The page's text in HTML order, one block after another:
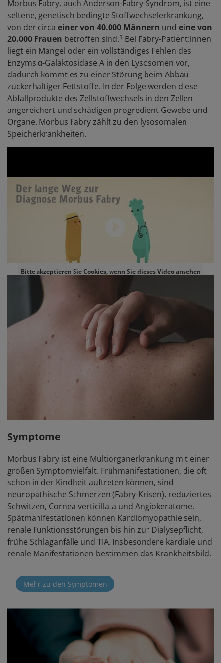
Morbus Fabry, auch Anderson-Fabry-Syndrom, ist eine
seltene, genetisch bedingte Stoffwechselerkrankung,
von der circa einer von 40.000 Männern und eine von
20.000 Frauen betroffen sind.1 Bei Fabry-Patient:innen
liegt ein Mangel oder ein vollständiges Fehlen des
Enzyms α-Galaktosidase A in den Lysosomen vor,
dadurch kommt es zu einer Störung beim Abbau
zuckerhaltiger Fettstoffe. In der Folge werden diese
Abfallprodukte des Zellstoffwechsels in den Zellen
angereichert und schädigen progredient Gewebe und
Organe. Morbus Fabry zählt zu den lysosomalen
Speicherkrankheiten.
Bitte akzeptieren Sie Cookies, wenn Sie dieses Video ansehen
Symptome
Morbus Fabry ist eine Multiorganerkrankung mit einer
großen Symptomvielfalt. Frühmanifestationen, die oft
schon in der Kindheit auftreten können, sind
neuropathische Schmerzen (Fabry-Krisen), reduziertes
Schwitzen, Cornea verticillata und Angiokeratome.
Spätmanifestationen können Kardiomyopathie sein,
renale Funktionsstörungen bis hin zur Dialysepflicht,
frühe Schlaganfälle und TIA. Insbesondere kardiale und
renale Manifestationen bestimmen das Krankheitsbild.
Mehr zu den Symptomen